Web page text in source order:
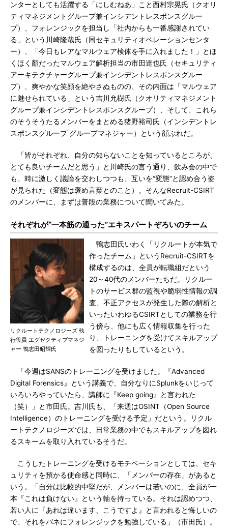
ンターとしても活躍する「にしむねあ」こと西村宗晃氏（クオリ
ティマネジメントグループ兼インシデントレスポンスグルー
プ）、フォレンジックを担当し「社内からも一番感謝されてい
る」という川崎隆哉氏（同セキュリティオペレーションセンタ
ー）、「今日もレアなマルウェア検体を手に入れました！」とほ
くほく顏だったマルウェア解析担当の市田達也氏（セキュリティ
アーキテクチャーグループ兼インシデントレスポンスグルー
プ）、爽やかな笑顔を絶やさぬものの、その内面は「マルウェア
に魅せられている」という吉川允樹氏（クオリティマネジメント
グループ兼インシデントレスポンスグループ）、そして、これら
のそうそうたるメンバーをまとめる猪野裕司氏（インシデントレ
スポンスグループ グループマネジャー）という顔ぶれだ。
「皆がそれぞれ、自分の知らないことを知っているところが、
とても良いチームだと思う」と川崎氏の言う通り、飲み会の中で
も、時に激しく議論を交わしつつも、互いを“変態”と認め合う姿
が見られた（変態は褒め言葉とのこと）。そんなRecruit-CSIRT
のメンバーに、まずは普段の業務について聞いてみた。
それぞれが“一本筋の通った”エキスパートぞろいのチーム
リクルートテクノロジーズ 執
行役員 エグゼクティブマネジ
ャー 鴨志田昭輝氏
鴨志田氏いわく「リクルートが本気で
作ったチーム」というRecruit-CSIRTを
構成するのは、全員が転職組だという
20～40代のメンバーたちだ。リクルー
トのサービス群の監視や脆弱性情報の調
査、不正アクセスが発生した際の解析と
いったいわゆるCSIRTとしての業務を行
う傍ら、他にも広く情報収集を行った
り、トレーニングを受けてスキルアップ
を図ったりもしているという。
「今週はSANSのトレーニングを受けました。『Advanced
Digital Forensics』という講義で、自分なりにSplunkをいじって
いろいろやっていたら、講師に『Keep going』と言われた
（笑）」と市田氏。吉川氏も、「来週はOSINT（Open Source
Intelligence）のトレーニングを受ける予定」だという。リクル
ートテクノロジーズでは、日常業務の中でもスキルアップを図れ
るスキームを取り入れているそうだ。
こうしたトレーニングを受けるモチベーションとしては、セキ
ュリティを預かる使命感と同時に、「メンバーの存在」があると
いう。「自分は比較的中堅だが、メンバーは若いのに、全員が一
本『これは負けない』という軸を持っている。それは認めつつ、
若い人に『あれは違います、こうですよ』と言われると悔しいの
で、それをバネにフォレンジックを勉強している」（市田氏）。